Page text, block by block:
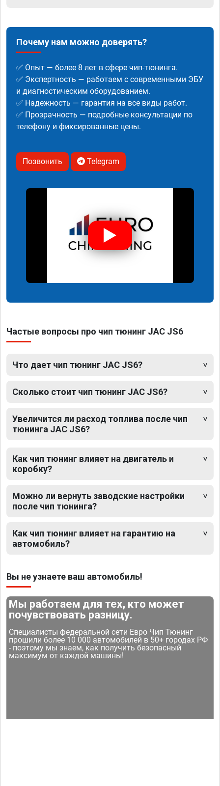
Почему нам можно доверять?
✅ Опыт — более 8 лет в сфере чип-тюнинга.
✅ Экспертность — работаем с современными ЭБУ
и диагностическим оборудованием.
✅ Надежность — гарантия на все виды работ.
✅ Прозрачность — подробные консультации по
телефону и фиксированные цены.
Позвонить Telegram
Частые вопросы про чип тюнинг JAC JS6
Что дает чип тюнинг JAC JS6?
Сколько стоит чип тюнинг JAC JS6?
Увеличится ли расход топлива после чип
тюнинга JAC JS6?
Как чип тюнинг влияет на двигатель и
коробку?
Можно ли вернуть заводские настройки
после чип тюнинга?
Как чип тюнинг влияет на гарантию на
автомобиль?
Вы не узнаете ваш автомобиль!
Мы работаем для тех, кто может
почувствовать разницу.
Специалисты федеральной сети Евро Чип Тюнинг
прошили более 10 000 автомобилей в 50+ городах РФ
- поэтому мы знаем, как получить безопасный
максимум от каждой машины!